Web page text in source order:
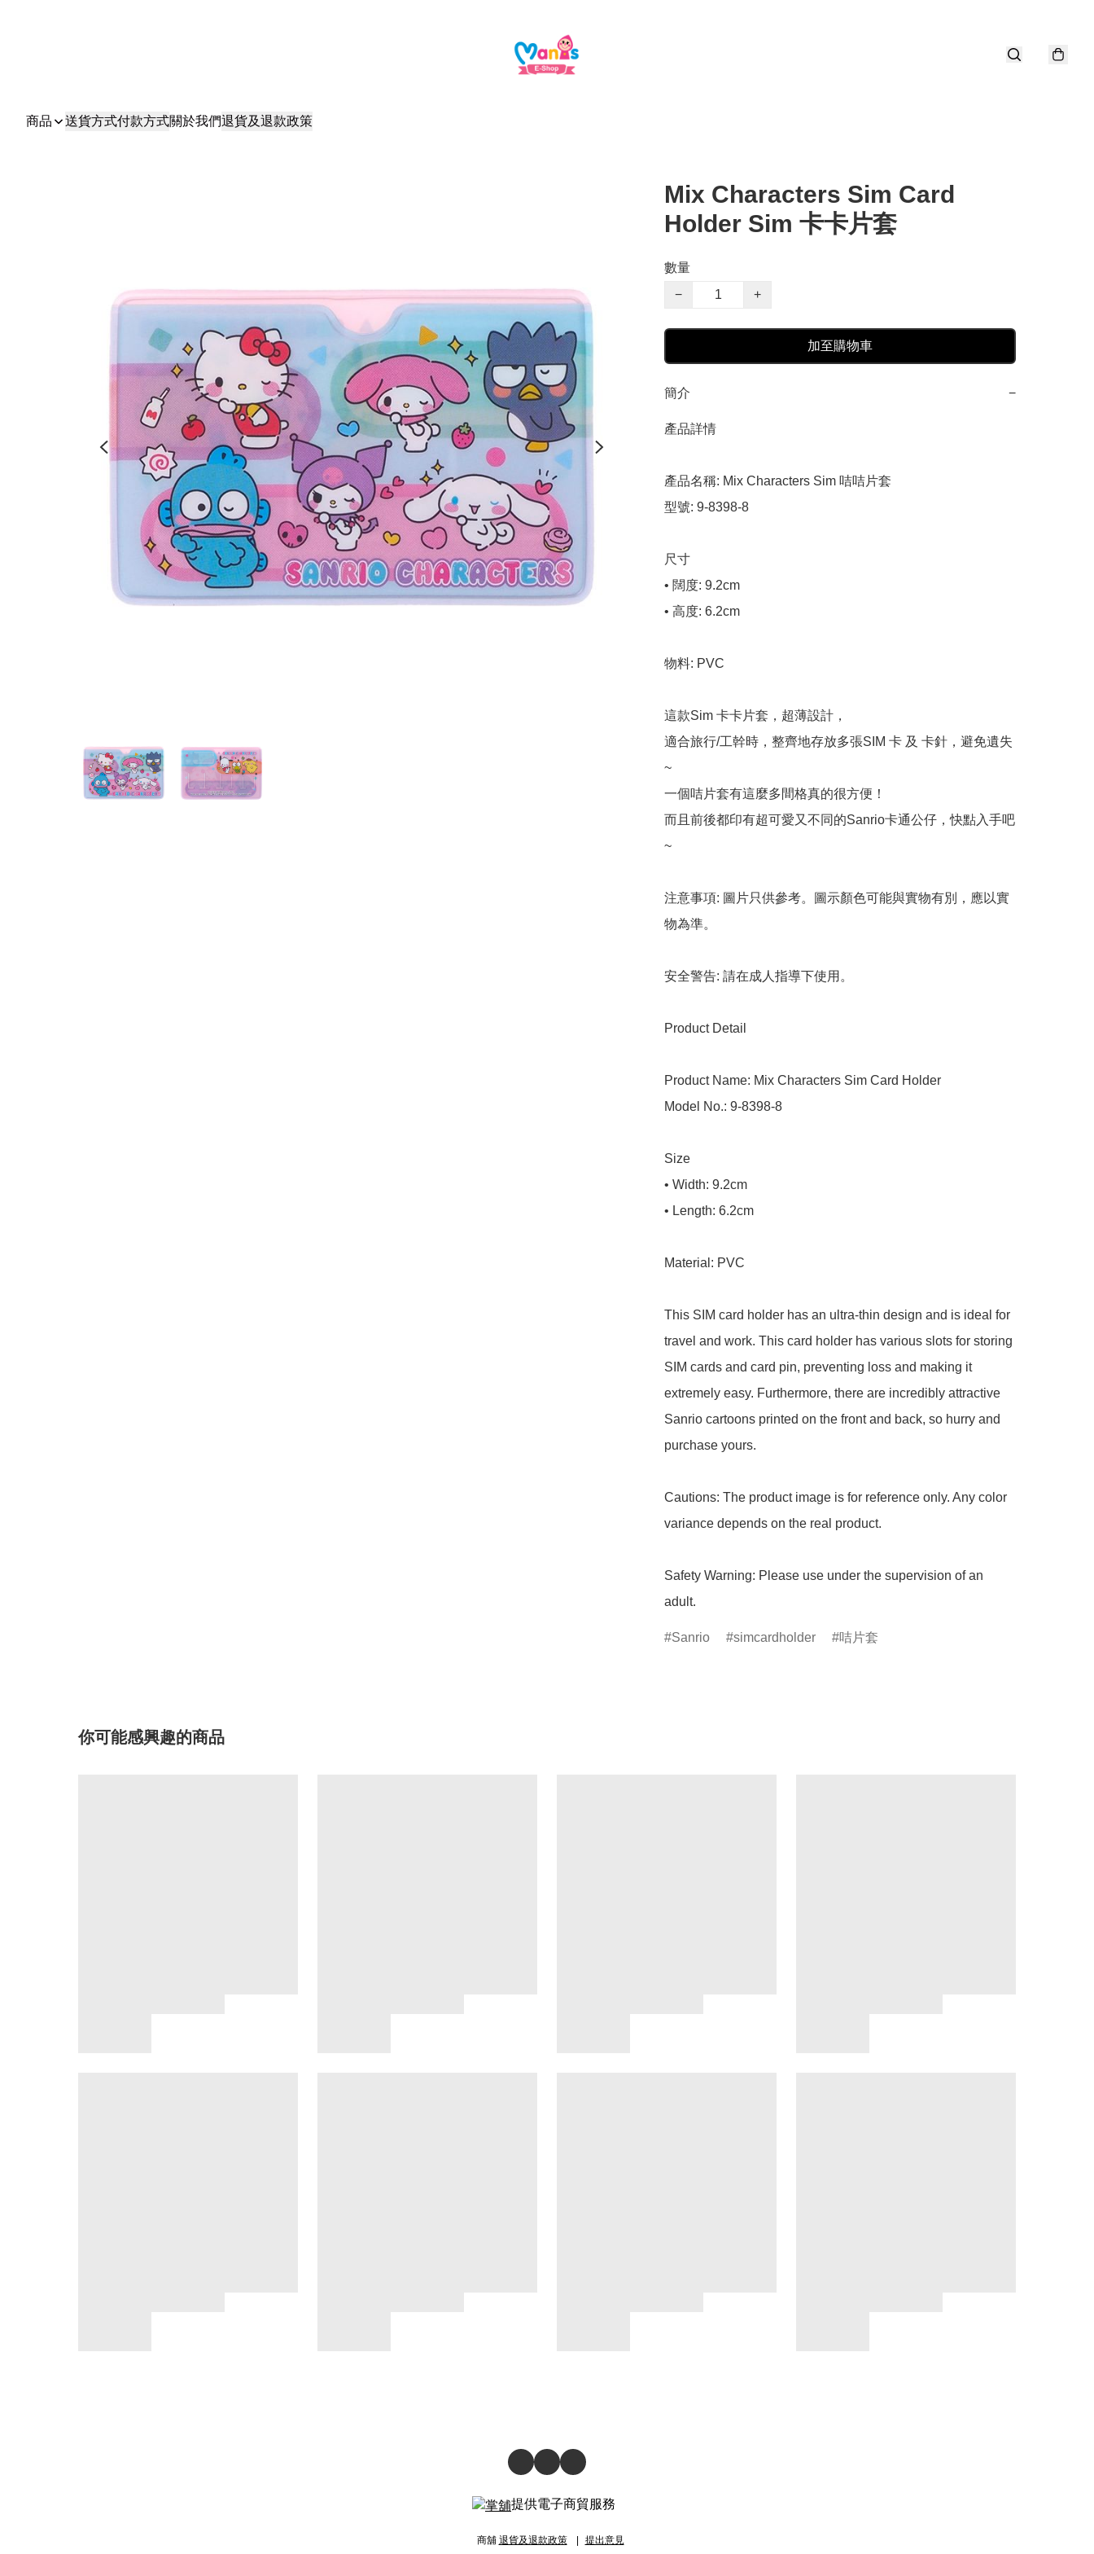
商品 送貨方式付款方式關於我們退貨及退款政策
Mix Characters Sim Card
Holder Sim 卡卡片套
數量
−
+
加至購物車
簡介 −
產品詳情
產品名稱: Mix Characters Sim 咭咭片套
型號: 9-8398-8
尺寸
• 闊度: 9.2cm
• 高度: 6.2cm
物料: PVC
這款Sim 卡卡片套，超薄設計，
適合旅行/工幹時，整齊地存放多張SIM 卡 及 卡針，避免遺失
~
一個咭片套有這麼多間格真的很方便！
而且前後都印有超可愛又不同的Sanrio卡通公仔，快點入手吧
~
注意事項: 圖片只供參考。圖示顏色可能與實物有別，應以實
物為準。
安全警告: 請在成人指導下使用。
Product Detail
Product Name: Mix Characters Sim Card Holder
Model No.: 9-8398-8
Size
• Width: 9.2cm
• Length: 6.2cm
Material: PVC
This SIM card holder has an ultra-thin design and is ideal for
travel and work. This card holder has various slots for storing
SIM cards and card pin, preventing loss and making it
extremely easy. Furthermore, there are incredibly attractive
Sanrio cartoons printed on the front and back, so hurry and
purchase yours.
Cautions: The product image is for reference only. Any color
variance depends on the real product.
Safety Warning: Please use under the supervision of an
adult.
Sanrio simcardholder 咭片套
你可能感興趣的商品
提供電子商貿服務
商舖 退貨及退款政策 提出意見